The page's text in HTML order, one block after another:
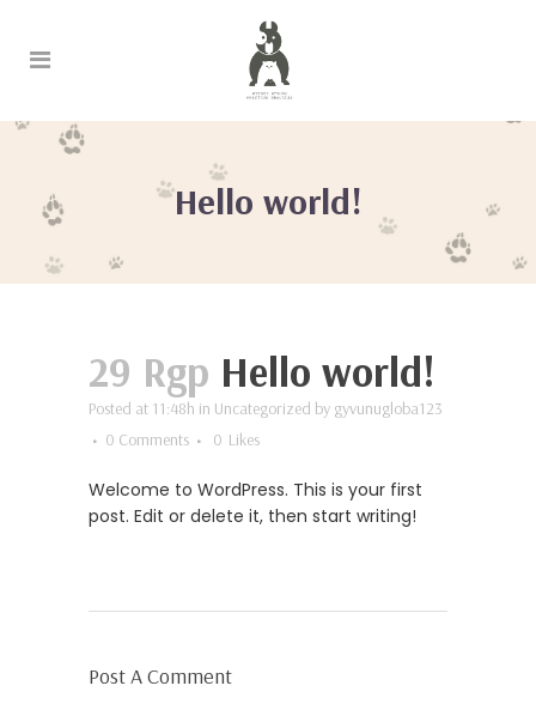
Hello world!
29 Rgp Hello world!
Posted at 11:48h in Uncategorized by gyvunugloba123
0 Comments
0 Likes
Welcome to WordPress. This is your first
post. Edit or delete it, then start writing!
Post A Comment